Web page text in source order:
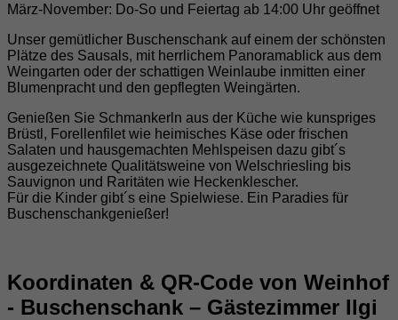
März-November: Do-So und Feiertag ab 14:00 Uhr geöffnet
Unser gemütlicher Buschenschank auf einem der schönsten
Plätze des Sausals, mit herrlichem Panoramablick aus dem
Weingarten oder der schattigen Weinlaube inmitten einer
Blumenpracht und den gepflegten Weingärten.
Genießen Sie Schmankerln aus der Küche wie kunspriges
Brüstl, Forellenfilet wie heimisches Käse oder frischen
Salaten und hausgemachten Mehlspeisen dazu gibt´s
ausgezeichnete Qualitätsweine von Welschriesling bis
Sauvignon und Raritäten wie Heckenklescher.
Für die Kinder gibt´s eine Spielwiese. Ein Paradies für
Buschenschankgenießer!
Koordinaten & QR-Code von Weinhof
- Buschenschank – Gästezimmer Ilgi